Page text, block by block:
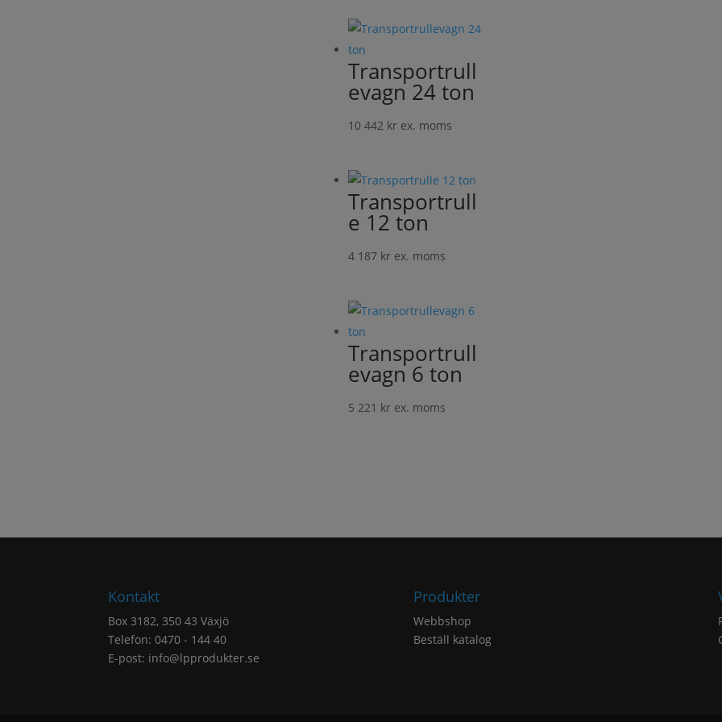
4
Transportrull
evagn 24 ton
10 442 kr ex. moms
Transportrull
e 12 ton
4 187 kr ex. moms
Transportrull
evagn 6 ton
5 221 kr ex. moms
Kontakt
Box 3182, 350 43 Växjö
Telefon: 0470 - 144 40
E-post: info@lpprodukter.se
Produkter
Webbshop
Beställ katalog